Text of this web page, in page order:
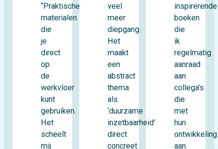
“Praktische
materialen
die
je
direct
op
de
werkvloer
kunt
gebruiken.
Het
scheelt
mij
veel
meer
diepgang.
Het
maakt
een
abstract
thema
als
‘duurzame
inzetbaarheid’
direct
concreet
inspirerende
boeken
die
ik
regelmatig
aanraad
aan
collega’s
die
met
hun
ontwikkeling
aan